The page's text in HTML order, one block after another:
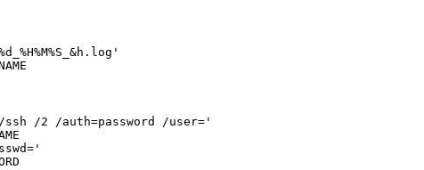
/ssh /2 /auth=password /user='